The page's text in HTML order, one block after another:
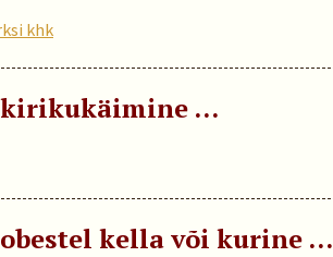
khk
kirikukäimine …
kella või kurine …